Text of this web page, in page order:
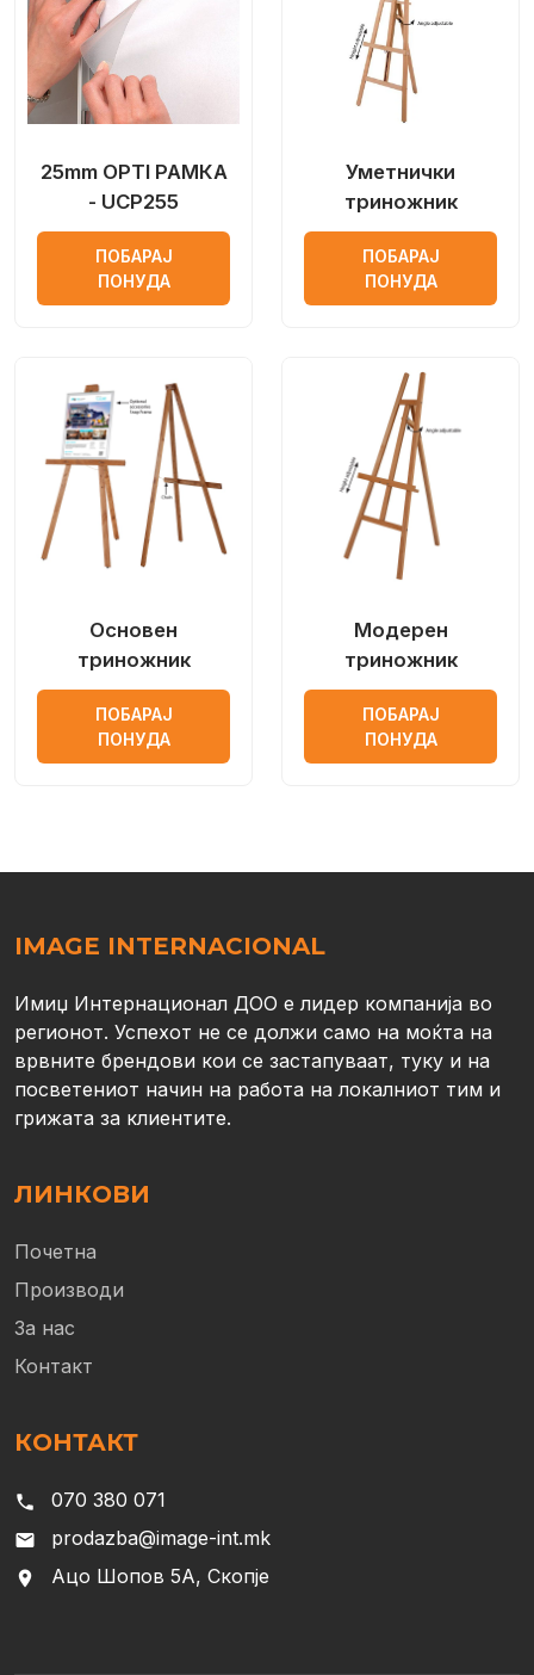
25mm OPTI РАМКА
- UCP255
ПОБАРАЈ
ПОНУДА
Уметнички
триножник
ПОБАРАЈ
ПОНУДА
Основен
триножник
ПОБАРАЈ
ПОНУДА
Модерен
триножник
ПОБАРАЈ
ПОНУДА
IMAGE INTERNACIONAL
Имиџ Интернационал ДОО е лидер компанија во
регионот. Успехот не се должи само на моќта на
врвните брендови кои се застапуваат, туку и на
посветениот начин на работа на локалниот тим и
грижата за клиентите.
ЛИНКОВИ
Почетна
Производи
За нас
Контакт
КОНТАКТ
phone 070 380 071
email prodazba@image-int.mk
location_on Ацо Шопов 5А, Скопје